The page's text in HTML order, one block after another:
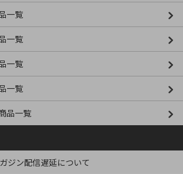
一覧
一覧
一覧
一覧
品一覧
ジン配信遅延について